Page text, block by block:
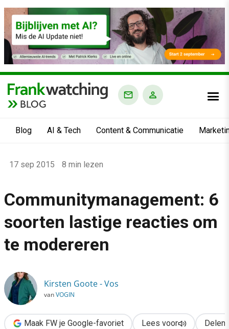
BLOG
Blog AI & Tech Content & Communicatie
›
Alle artikelen
›
Communitymanagement: 6 soorten lastige reacties om te
17 sep 2015 8 min lezen
Communitymanagement: 6
soorten lastige reacties om
te modereren
Kirsten Goote - Vos
vanVOGIN
Maak FW je Google-favoriet Lees voor Delen